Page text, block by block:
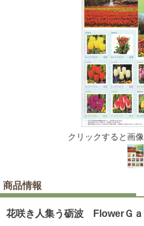
クリックすると画
商品情報
花咲き人集う砺波 FlowerＧａ